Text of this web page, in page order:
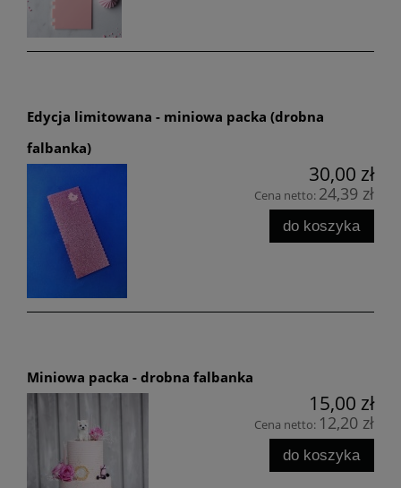
Edycja limitowana - miniowa packa (drobna
falbanka)
30,00 zł
Cena netto: 24,39 zł
do koszyka
Miniowa packa - drobna falbanka
15,00 zł
Cena netto: 12,20 zł
do koszyka